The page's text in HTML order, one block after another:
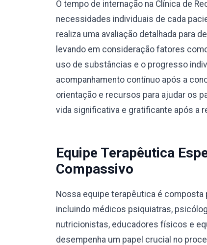
O tempo de internação na Clínica de
necessidades individuais de cada
realiza uma avaliação detalhada para
levando em consideração fatores
uso de substâncias e o progresso
acompanhamento contínuo após a
orientação e recursos para ajudar os
vida significativa e gratificante após a
Equipe Terapêutica
Compassivo
Nossa equipe terapêutica é
incluindo médicos psiquiatras,
nutricionistas, educadores físicos e
desempenha um papel crucial no